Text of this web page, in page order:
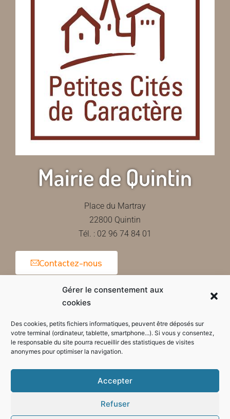
Gérer le consentement aux
cookies
Des cookies, petits fichiers informatiques, peuvent être déposés sur
votre terminal (ordinateur, tablette, smartphone...). Si vous y consentez,
le responsable du site pourra recueillir des statistiques de visites
anonymes pour optimiser la navigation.
Accepter
Refuser
Mairie de Quintin
Place du Martray
22800 Quintin
Tél. : 02 96 74 84 01
Contactez-nous
Horaires d'ouverture de la mairie